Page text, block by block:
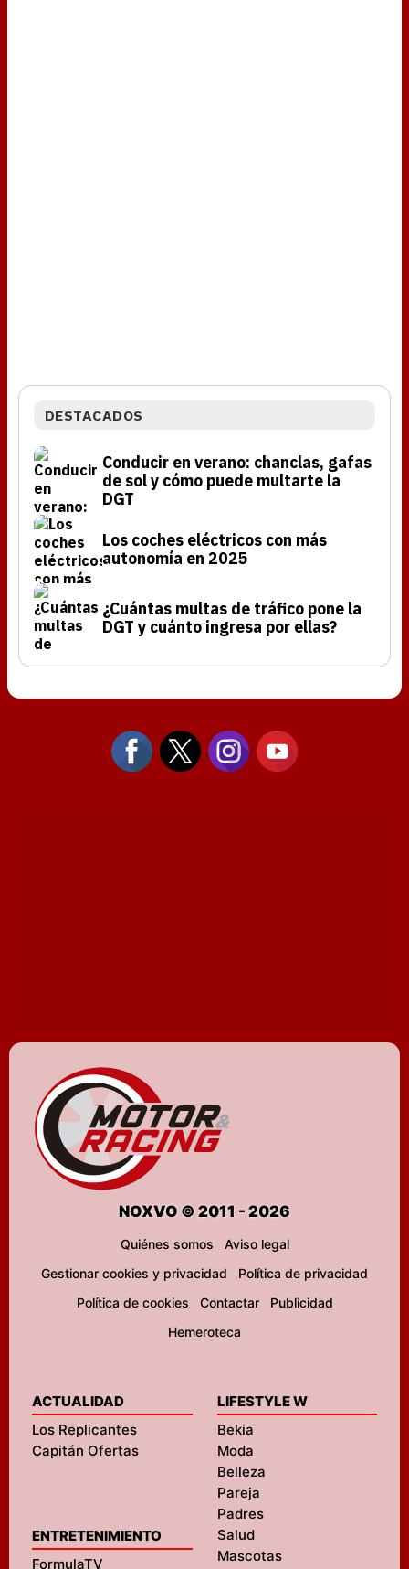
DESTACADOS
Conducir en verano: chanclas, gafas
de sol y cómo puede multarte la
DGT
Los coches eléctricos con más
autonomía en 2025
¿Cuántas multas de tráfico pone la
DGT y cuánto ingresa por ellas?
NOXVO © 2011 - 2026
Quiénes somos
Aviso legal
Gestionar cookies y privacidad
Política de privacidad
Política de cookies
Contactar
Publicidad
Hemeroteca
ACTUALIDAD
Los Replicantes
Capitán Ofertas
ENTRETENIMIENTO
FormulaTV
LIFESTYLE W
Bekia
Moda
Belleza
Pareja
Padres
Salud
Mascotas